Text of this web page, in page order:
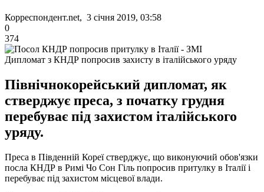
Корреспондент.net, 3 січня 2019, 03:58
0
374
Дипломат з КНДР попросив захисту в італійського уряду
Північнокорейський дипломат, як
стверджує преса, з початку грудня
перебуває під захистом італійського
уряду.
Преса в Південній Кореї стверджує, що виконуючий обов'язки
посла КНДР в Римі Чо Сон Гіль попросив притулку в Італії і
перебуває під захистом місцевої влади.